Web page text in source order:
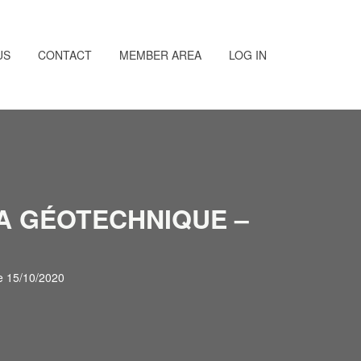
CONTACT MEMBER AREA LOG IN
GÉOTECHNIQUE –
15/10/2020